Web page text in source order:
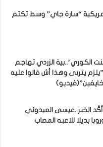
“سارة جاي” وسط تكتم
الكوري’..بية الزردي تهاجم
يتربى وهذا أش قالوا عليه
الخبر..عيسى العيدوني
بديلا للاعبه المصاب